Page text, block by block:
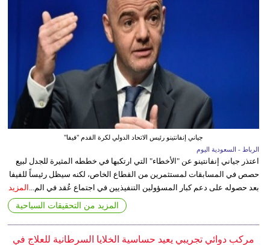
جياني إنفانتينو رئيس الاتحاد الدولي لكرة القدم "فيفا"
الرباط - السعودية اليوم
اعتذر جياني إنفانتينو عن "الأخطاء" التي ارتكبها في خططه المثيرة للجدل لبيع
حصص في المسابقات لمستثمرين من القطاع الخاص، لكنه سيظل رئيساً للفيفا
بعد حصوله على دعم كبار المسؤولين التنفيذيين في اجتماع عُقد في الم...
المزيد
المزيد من التحقيقات السياحية
مركب دوائي تجريبي يعيد حساسية الخلايا السرطانية للعلاج في